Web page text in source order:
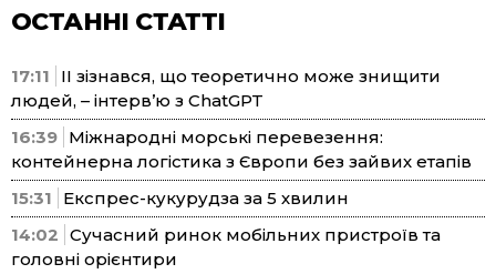
ОСТАННІ СТАТТІ
17:11
ІІ зізнався, що теоретично може знищити
людей, – інтерв’ю з ChatGPT
16:39 Міжнародні морські перевезення:
контейнерна логістика з Європи без зайвих етапів
15:31
Експрес-кукурудза за 5 хвилин
14:02 Сучасний ринок мобільних пристроїв та
головні орієнтири